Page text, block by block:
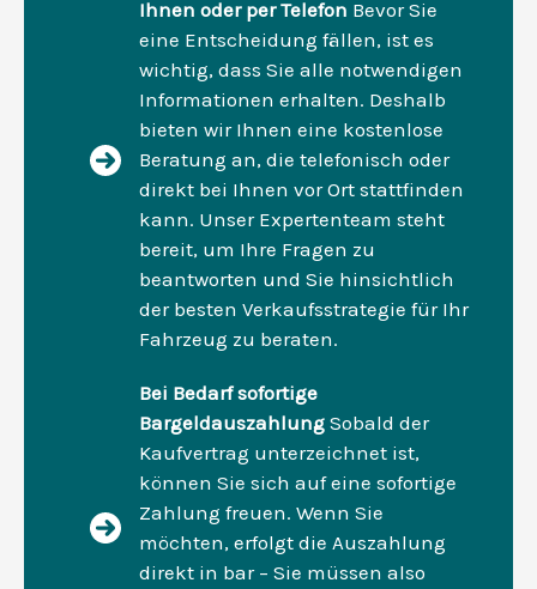
Ihnen oder per Telefon Bevor Sie
eine Entscheidung fällen, ist es
wichtig, dass Sie alle notwendigen
Informationen erhalten. Deshalb
bieten wir Ihnen eine kostenlose
Beratung an, die telefonisch oder
direkt bei Ihnen vor Ort stattfinden
kann. Unser Expertenteam steht
bereit, um Ihre Fragen zu
beantworten und Sie hinsichtlich
der besten Verkaufsstrategie für Ihr
Fahrzeug zu beraten.
Bei Bedarf sofortige
Bargeldauszahlung Sobald der
Kaufvertrag unterzeichnet ist,
können Sie sich auf eine sofortige
Zahlung freuen. Wenn Sie
möchten, erfolgt die Auszahlung
direkt in bar – Sie müssen also